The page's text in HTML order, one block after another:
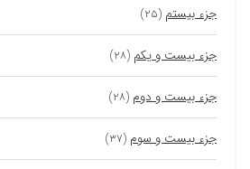
جزء بیستم (۲۵)
جزء بیست و یکم (۲۸)
جزء بیست و دوم (۲۸)
جزء بیست و سوم (۳۷)